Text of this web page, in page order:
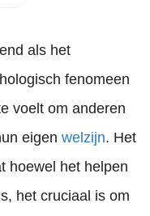
als het
fenomeen
voelt om anderen
eigen welzijn. Het
hoewel het helpen
het cruciaal is om